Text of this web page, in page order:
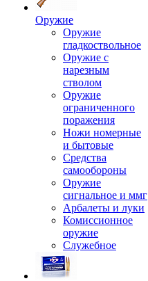
Оружие
Оружие
гладкоствольное
Оружие с
нарезным
стволом
Оружие
ограниченного
поражения
Ножи номерные
и бытовые
Средства
самообороны
Оружие
сигнальное и ммг
Арбалеты и луки
Комиссионное
оружие
Служебное